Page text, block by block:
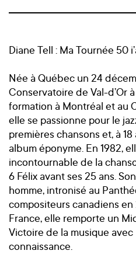
Diane Tell : Ma Tournée 50
Née à Québec un 24
Conservatoire de Val-d’Or
formation à Montréal et au
elle se passionne pour le
premières chansons et, à
album éponyme. En 1982,
incontournable de la
6 Félix avant ses 25 ans.
homme, intronisé au
compositeurs canadiens en
France, elle remporte un
Victoire de la musique avec
connaissance.